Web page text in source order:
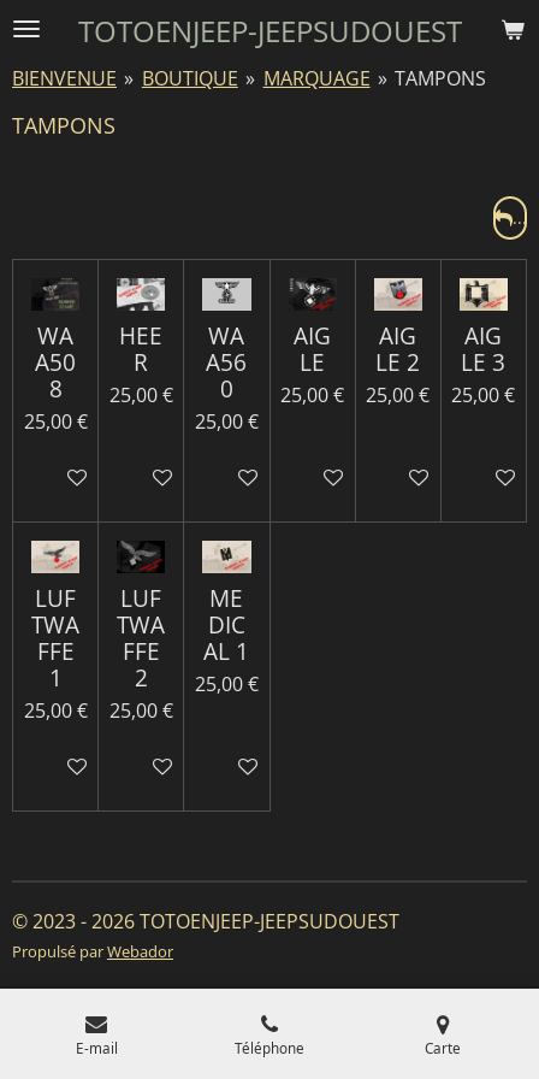
Passer
contenu
TOTOENJEEP-JEEPSUDOUEST
BIENVENUE » BOUTIQUE » MARQUAGE » TAMPONS
TAMPONS
...
WA
A50
8
25,00 €
Ajouter au panier
HEE
R
25,00 €
Ajouter au panier
WA
A56
0
25,00 €
Ajouter au panier
AIG
LE
25,00 €
Ajouter au panier
AIG
LE 2
25,00 €
Ajouter au panier
AIG
LE 3
25,00 €
LUF
TWA
FFE
1
25,00 €
Ajouter au panier
LUF
TWA
FFE
2
25,00 €
Ajouter au panier
ME
DIC
AL 1
25,00 €
Ajouter au panier
© 2023 - 2026 TOTOENJEEP-JEEPSUDOUEST
Propulsé parWebador
E-mail Téléphone Carte